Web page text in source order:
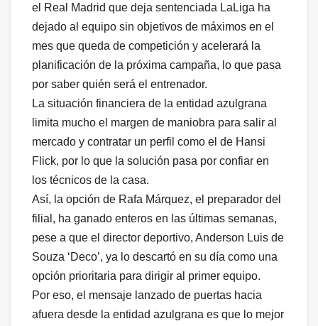
el Real Madrid que deja sentenciada LaLiga ha
dejado al equipo sin objetivos de máximos en el
mes que queda de competición y acelerará la
planificación de la próxima campaña, lo que pasa
por saber quién será el entrenador.
La situación financiera de la entidad azulgrana
limita mucho el margen de maniobra para salir al
mercado y contratar un perfil como el de Hansi
Flick, por lo que la solución pasa por confiar en
los técnicos de la casa.
Así, la opción de Rafa Márquez, el preparador del
filial, ha ganado enteros en las últimas semanas,
pese a que el director deportivo, Anderson Luis de
Souza ‘Deco’, ya lo descartó en su día como una
opción prioritaria para dirigir al primer equipo.
Por eso, el mensaje lanzado de puertas hacia
afuera desde la entidad azulgrana es que lo mejor